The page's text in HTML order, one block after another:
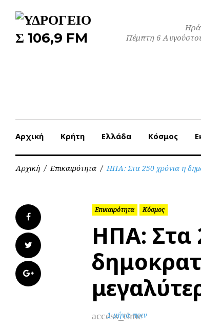
Πέμπτη 6
Αρχική Κρήτη Ελλάδα Κόσμος
Αρχική / Επικαιρότητα / ΗΠΑ: Στα 250 χρόνια η
Facebook
Twitter
Google+
Επικαιρότητα Κόσμος
ΗΠΑ: Στα
access_time
1 μήνα πριν